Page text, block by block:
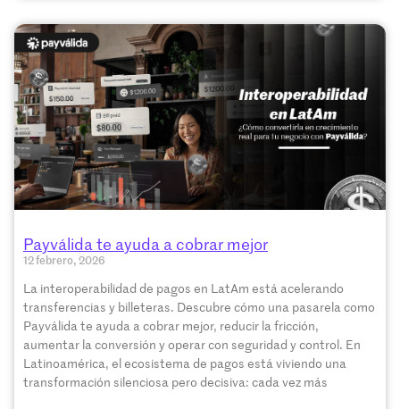
Payválida te ayuda a cobrar mejor
12 febrero, 2026
La interoperabilidad de pagos en LatAm está acelerando
transferencias y billeteras. Descubre cómo una pasarela como
Payválida te ayuda a cobrar mejor, reducir la fricción,
aumentar la conversión y operar con seguridad y control. En
Latinoamérica, el ecosistema de pagos está viviendo una
transformación silenciosa pero decisiva: cada vez más